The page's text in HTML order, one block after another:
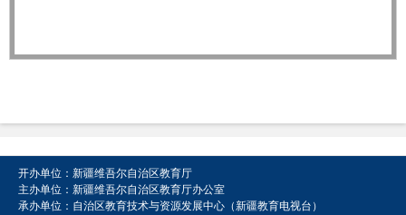
开办单位：新疆维吾尔自治区教育厅
主办单位：新疆维吾尔自治区教育厅办公室
承办单位：自治区教育技术与资源发展中心（新疆教育电视台）